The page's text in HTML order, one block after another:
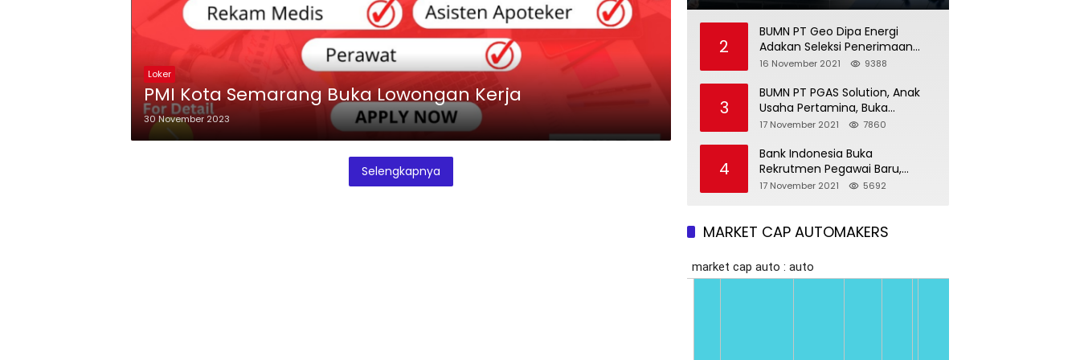
Loker
PMI Kota Semarang Buka Lowongan Kerja
30 November 2023
Selengkapnya
2
BUMN PT Geo Dipa Energi
Adakan Seleksi Penerimaan
Pegawai Baru
16 November 2021 9388
3
BUMN PT PGAS Solution, Anak
Usaha Pertamina, Buka
Rekrutmen Pegawai Baru
17 November 2021 7860
4
Bank Indonesia Buka
Rekrutmen Pegawai Baru,
Tersedia 37 Posisi
17 November 2021 5692
MARKET CAP AUTOMAKERS